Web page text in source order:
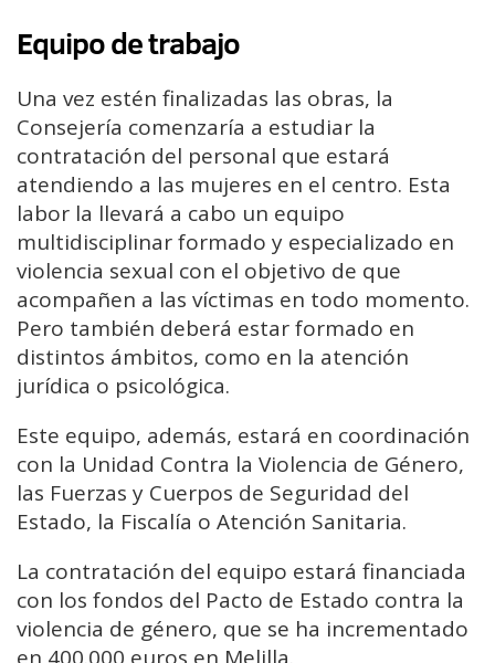
Equipo de trabajo
Una vez estén finalizadas las obras, la
Consejería comenzaría a estudiar la
contratación del personal que estará
atendiendo a las mujeres en el centro. Esta
labor la llevará a cabo un equipo
multidisciplinar formado y especializado en
violencia sexual con el objetivo de que
acompañen a las víctimas en todo momento.
Pero también deberá estar formado en
distintos ámbitos, como en la atención
jurídica o psicológica.
Este equipo, además, estará en coordinación
con la Unidad Contra la Violencia de Género,
las Fuerzas y Cuerpos de Seguridad del
Estado, la Fiscalía o Atención Sanitaria.
La contratación del equipo estará financiada
con los fondos del Pacto de Estado contra la
violencia de género, que se ha incrementado